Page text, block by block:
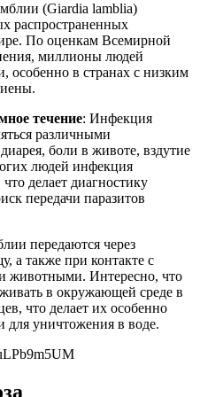
(Giardia lamblia)
распространенных
По оценкам Всемирной
миллионы людей
особенно в странах с низким
течение: Инфекция
различными
боли в животе, вздутие
людей инфекция
делает диагностику
передачи паразитов
передаются через
а также при контакте с
животными. Интересно, что
в окружающей среде в
что делает их особенно
уничтожения в воде.